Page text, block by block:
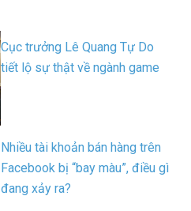
Cục trưởng Lê Quang Tự Do
tiết lộ sự thật về ngành game
Nhiều tài khoản bán hàng trên
Facebook bị “bay màu”, điều gì
đang xảy ra?